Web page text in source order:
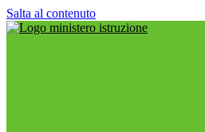
Salta al contenuto